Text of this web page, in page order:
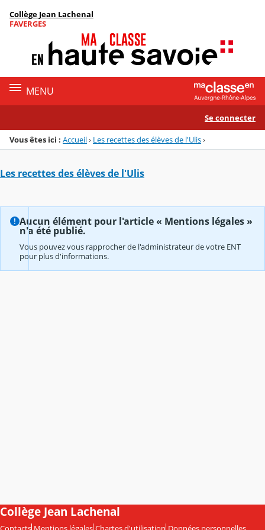
Menu de la rubrique
Contenu
Collège Jean Lachenal
FAVERGES
MENU
Se connecter
Vous êtes ici : Accueil› Les recettes des élèves de l'Ulis›
Les recettes des élèves de l'Ulis
Aucun élément pour l'article « Mentions légales »
n'a été publié.
Vous pouvez vous rapprocher de l'administrateur de votre ENT
pour plus d'informations.
Collège Jean Lachenal